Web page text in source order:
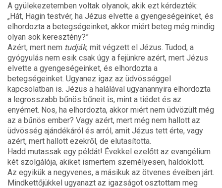
A gyülekezetemben voltak olyanok, akik ezt kérdezték:
„Hát, Hagin testvér, ha Jézus elvette a gyengeségeinket, és
elhordozta a betegségeinket, akkor miért beteg még mindig
olyan sok keresztény?”
Azért, mert nem tudják, mit végzett el Jézus. Tudod, a
gyógyulás nem esik csak úgy a fejünkre azért, mert Jézus
elvette a gyengeségeinket, és elhordozta a
betegségeinket. Ugyanez igaz az üdvösséggel
kapcsolatban is. Jézus a halálával ugyanannyira elhordozta
a legrosszabb bűnös bűneit is, mint a tiédet és az
enyémet. Nos, ha elhordozta, akkor miért nem üdvözült még
az a bűnös ember? Vagy azért, mert még nem hallott az
üdvösség ajándékáról és arról, amit Jézus tett érte, vagy
azért, mert hallott ezekről, de elutasította.
Hadd mutassak egy példát! Évekkel ezelőtt az evangélium
két szolgálója, akiket ismertem személyesen, haldoklott.
Az egyikük a negyvenes, a másikuk az ötvenes éveiben járt.
Mindkettőjükkel ugyanazt az igazságot osztottam meg